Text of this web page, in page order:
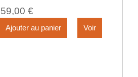
59,00 €
Ajouter au panier Voir